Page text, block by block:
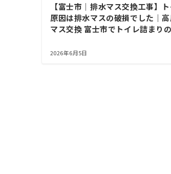
【富士市｜排水マス交換工事】
原因は排水マスの破損でした｜
マス交換 富士市でトイレ詰まり
2026年6月5日